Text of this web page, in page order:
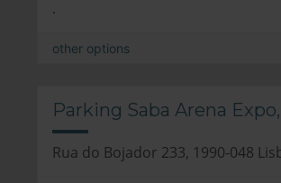
.
other options
Parking Saba Arena
Rua do Bojador 233, 1990-048